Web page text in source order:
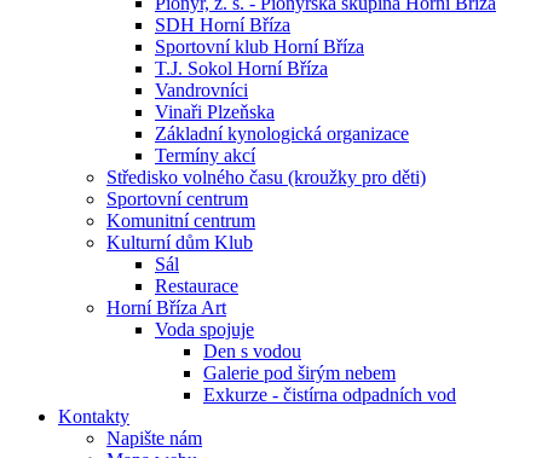
SDH Horní Bříza
Sportovní klub Horní Bříza
T.J. Sokol Horní Bříza
Vandrovníci
Vinaři Plzeňska
Základní kynologická organizace
Termíny akcí
Středisko volného času (kroužky pro děti)
Sportovní centrum
Komunitní centrum
Kulturní dům Klub
Sál
Restaurace
Horní Bříza Art
Voda spojuje
Den s vodou
Galerie pod širým nebem
Exkurze - čistírna odpadních vod
Kontakty
Napište nám